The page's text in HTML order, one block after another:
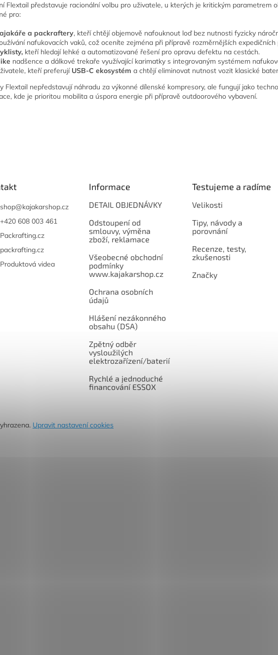
Flextail představuje racionální volbu pro uživatele, u kterých je kritickým parametrem
pro:
a packraftery, kteří chtějí objemově nafouknout loď bez nutnosti fyzicky
nafukovacích vaků, což oceníte zejména při přípravě rozměrnějších
kteří hledají lehké a automatizované řešení pro opravu defektu na cestách.
nadšence a dálkové trekaře využívající karimatky s integrovaným systémem
kteří preferujíUSB-C ekosystém a chtějí eliminovat nutnost vozit klasické
Flextail nepředstavují náhradu za výkonné dílenské kompresory, ale fungují jako
kde je prioritou mobilita a úspora energie při přípravě outdoorového vybavení.
shop@kajakarshop.cz
+420 608 003 461
Packrafting.cz
packrafting.cz
Produktová videa
Informace
DETAIL OBJEDNÁVKY
Odstoupení od
smlouvy, výměna
zboží, reklamace
Všeobecné obchodní
podmínky
www.kajakarshop.cz
Ochrana osobních
údajů
Hlášení nezákonného
obsahu (DSA)
Zpětný odběr
vysloužilých
elektrozařízení/baterií
Rychlé a jednoduché
financování ESSOX
Testujeme a radíme
Velikosti
Tipy, návody a
porovnání
Recenze, testy,
zkušenosti
Značky
Upravit nastavení cookies